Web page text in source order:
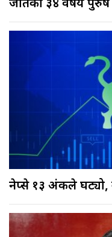
जाँतेका ३४ वर्षीय
नेप्से १३ अंकले घट्यो,